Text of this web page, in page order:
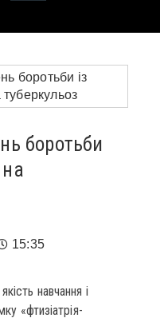
боротьби
15:35
навчання і
«фтизіатрія-